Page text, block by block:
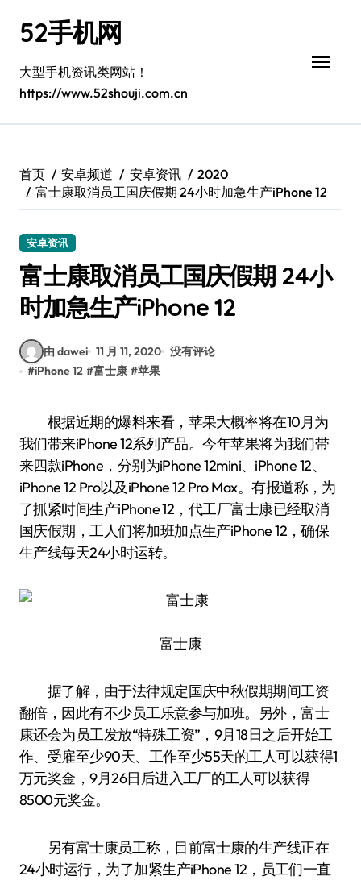
52手机网
大型手机资讯类网站！
https://www.52shouji.com.cn
首页 安卓频道 安卓资讯
2020
富士康取消员工国庆假期 24小时加急生产iPhone 12
安卓资讯
富士康取消员工国庆假期 24小
时加急生产iPhone 12
由 dawei 11 月 11, 2020 没有评论
#iPhone 12 #富士康 #苹果
根据近期的爆料来看，苹果大概率将在10月为
我们带来iPhone 12系列产品。今年苹果将为我们带
来四款iPhone，分别为iPhone 12mini、iPhone 12、
iPhone 12 Pro以及iPhone 12 Pro Max。有报道称，为
了抓紧时间生产iPhone 12，代工厂富士康已经取消
国庆假期，工人们将加班加点生产iPhone 12，确保
生产线每天24小时运转。
富士康
据了解，由于法律规定国庆中秋假期期间工资
翻倍，因此有不少员工乐意参与加班。另外，富士
康还会为员工发放“特殊工资”，9月18日之后开始工
作、受雇至少90天、工作至少55天的工人可以获得1
万元奖金，9月26日后进入工厂的工人可以获得
8500元奖金。
另有富士康员工称，目前富士康的生产线正在
24小时运行，为了加紧生产iPhone 12，员工们一直